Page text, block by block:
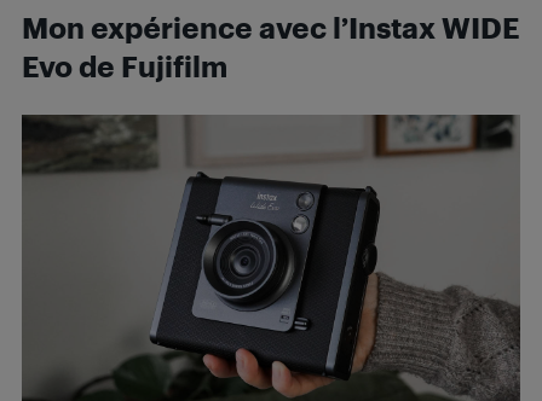
Mon expérience avec l’Instax WIDE
Evo de Fujifilm